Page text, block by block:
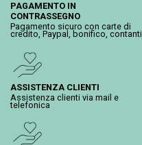
PAGAMENTO IN
CONTRASSEGNO
Pagamento sicuro con carte di
credito, Paypal, bonifico, contanti
ASSISTENZA CLIENTI
Assistenza clienti via mail e
telefonica